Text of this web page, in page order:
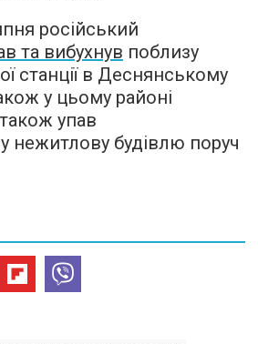
російський
та вибухнув поблизу
станції в Деснянському
у цьому районі
упав
нежитлову будівлю поруч